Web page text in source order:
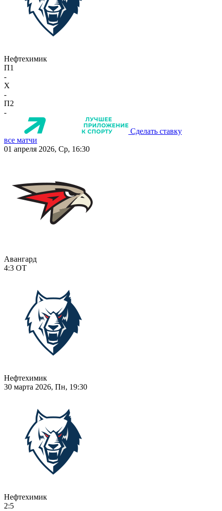
Нефтехимик
П1
-
X
-
П2
-
Сделать ставку
все матчи
01 апреля 2026, Ср, 16:30
Авангард
4:3 ОТ
Нефтехимик
30 марта 2026, Пн, 19:30
Нефтехимик
2:5